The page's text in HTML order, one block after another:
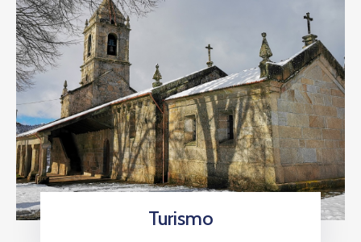
Turismo